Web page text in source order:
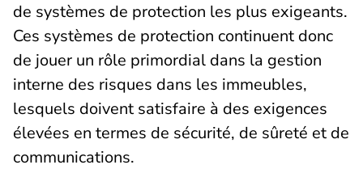
de systèmes de protection les plus exigeants.
Ces systèmes de protection continuent donc
de jouer un rôle primordial dans la gestion
interne des risques dans les immeubles,
lesquels doivent satisfaire à des exigences
élevées en termes de sécurité, de sûreté et de
communications.